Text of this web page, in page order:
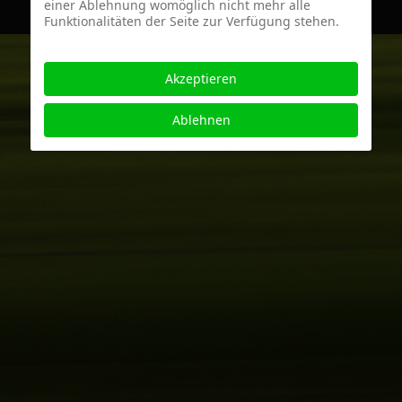
einer Ablehnung womöglich nicht mehr alle
Funktionalitäten der Seite zur Verfügung stehen.
Akzeptieren
Ablehnen